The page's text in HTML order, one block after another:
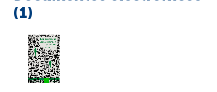
(1)